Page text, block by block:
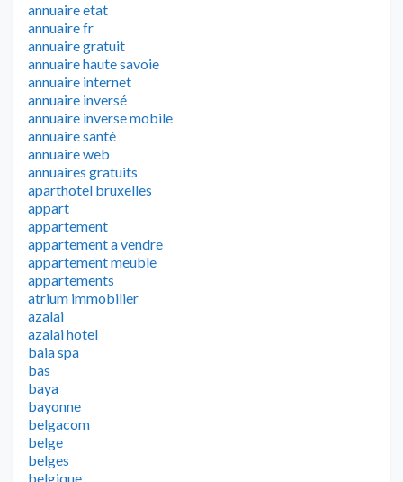
annuaire etat
annuaire fr
annuaire gratuit
annuaire haute savoie
annuaire internet
annuaire inversé
annuaire inverse mobile
annuaire santé
annuaire web
annuaires gratuits
aparthotel bruxelles
appart
appartement
appartement a vendre
appartement meuble
appartements
atrium immobilier
azalai
azalai hotel
baia spa
bas
baya
bayonne
belgacom
belge
belges
belgique